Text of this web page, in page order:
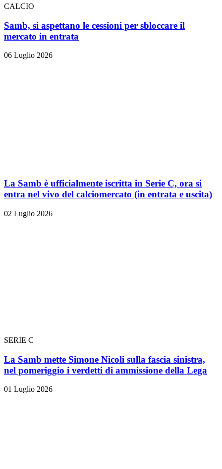
CALCIO
Samb, si aspettano le cessioni per sbloccare il
mercato in entrata
06 Luglio 2026
La Samb è ufficialmente iscritta in Serie C, ora si
entra nel vivo del calciomercato (in entrata e uscita)
02 Luglio 2026
SERIE C
La Samb mette Simone Nicoli sulla fascia sinistra,
nel pomeriggio i verdetti di ammissione della Lega
01 Luglio 2026